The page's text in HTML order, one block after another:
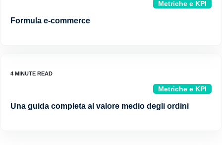
Metriche e KPI
Formula e-commerce
Metriche e KPI
Una guida completa al valore medio degli ordini